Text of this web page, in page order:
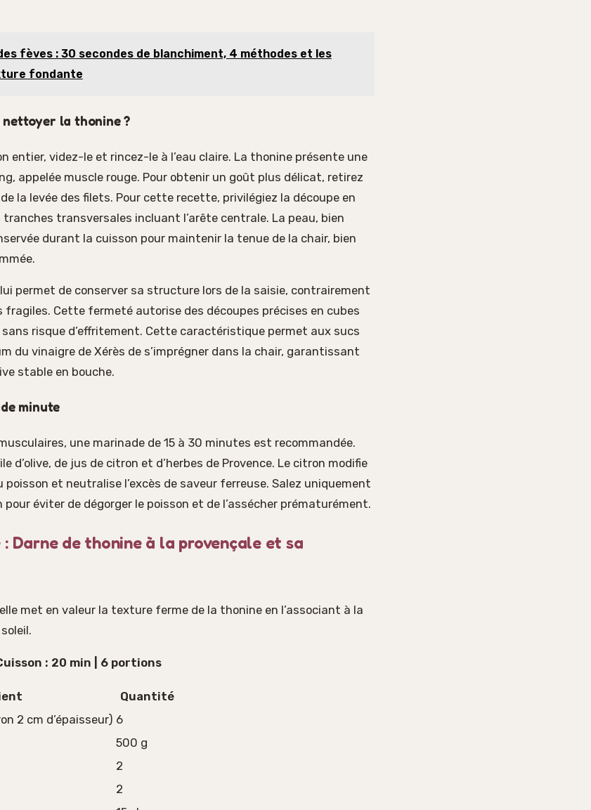
fèves : 30 secondes de blanchiment, 4 méthodes et les
fondante
nettoyer la thonine ?
entier, videz-le et rincez-le à l’eau claire. La thonine présente une
appelée muscle rouge. Pour obtenir un goût plus délicat, retirez
la levée des filets. Pour cette recette, privilégiez la découpe en
tranches transversales incluant l’arête centrale. La peau, bien
durant la cuisson pour maintenir la tenue de la chair, bien
permet de conserver sa structure lors de la saisie, contrairement
fragiles. Cette fermeté autorise des découpes précises en cubes
risque d’effritement. Cette caractéristique permet aux sucs
du vinaigre de Xérès de s’imprégner dans la chair, garantissant
stable en bouche.
minute
une marinade de 15 à 30 minutes est recommandée.
d’olive, de jus de citron et d’herbes de Provence. Le citron modifie
et neutralise l’excès de saveur ferreuse. Salez uniquement
éviter de dégorger le poisson et de l’assécher prématurément.
Darne de thonine à la provençale et sa
met en valeur la texture ferme de la thonine en l’associant à la
: 20 min | 6 portions
Quantité
2 cm d’épaisseur) 6
500 g
2
2